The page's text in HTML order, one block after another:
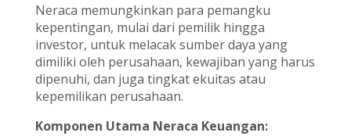
Neraca memungkinkan para pemangku
kepentingan, mulai dari pemilik hingga
investor, untuk melacak sumber daya yang
dimiliki oleh perusahaan, kewajiban yang harus
dipenuhi, dan juga tingkat ekuitas atau
kepemilikan perusahaan.
Komponen Utama Neraca Keuangan: